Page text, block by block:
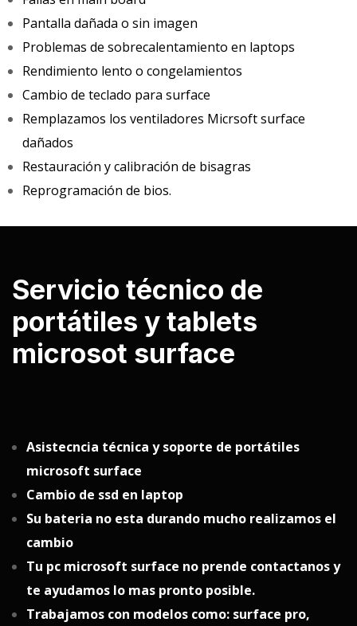
Pantalla dañada o sin imagen
Problemas de sobrecalentamiento en laptops
Rendimiento lento o congelamientos
Cambio de teclado para surface
Remplazamos los ventiladores Micrsoft surface
dañados
Restauración y calibración de bisagras
Reprogramación de bios.
Servicio técnico de
portátiles y tablets
microsot surface
Asistecncia técnica y soporte de portátiles
microsoft surface
Cambio de ssd en laptop
Su bateria no esta durando mucho realizamos el
cambio
Tu pc microsoft surface no prende contactanos y
te ayudamos lo mas pronto posible.
Trabajamos con modelos como: surface pro,